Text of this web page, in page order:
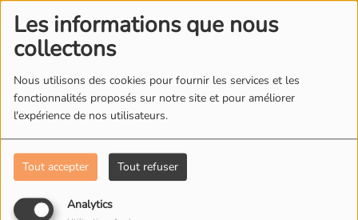
Les informations que nous
collectons
Nous utilisons des cookies pour fournir les services et les
fonctionnalités proposés sur notre site et pour améliorer
l'expérience de nos utilisateurs.
Tout accepter Tout refuser
Analytics
Zena